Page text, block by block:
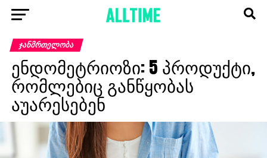
ᲯᲐᲜᲛᲠᲗᲔᲚᲝᲑᲐ
ენდომეტრიოზი: 5 პროდუქტი,
რომლებიც განწყობას
აუარესებენ